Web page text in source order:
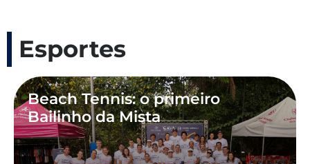
Esportes
Beach Tennis: o primeiro
Bailinho da Mista